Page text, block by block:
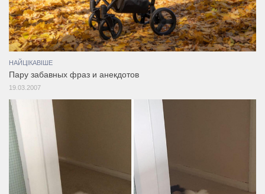
НАЙЦІКАВІШЕ
Пару забавных фраз и анекдотов
19.03.2007